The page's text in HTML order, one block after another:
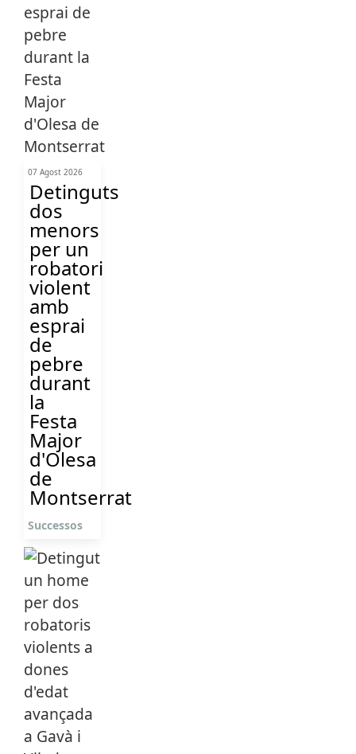
07 Agost 2026
Detinguts
dos
menors
per un
robatori
violent
amb
esprai
de
pebre
durant
la
Festa
Major
d'Olesa
de
Montserrat
Successos